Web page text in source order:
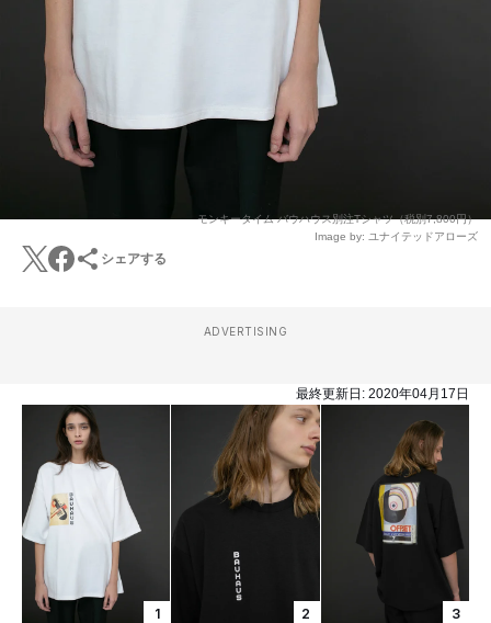
モンキータイム バウハウス別注Tシャツ（税別7,800円）
Image by: ユナイテッドアローズ
シェアする
ADVERTISING
最終更新日: 2020年04月17日
1 2 3